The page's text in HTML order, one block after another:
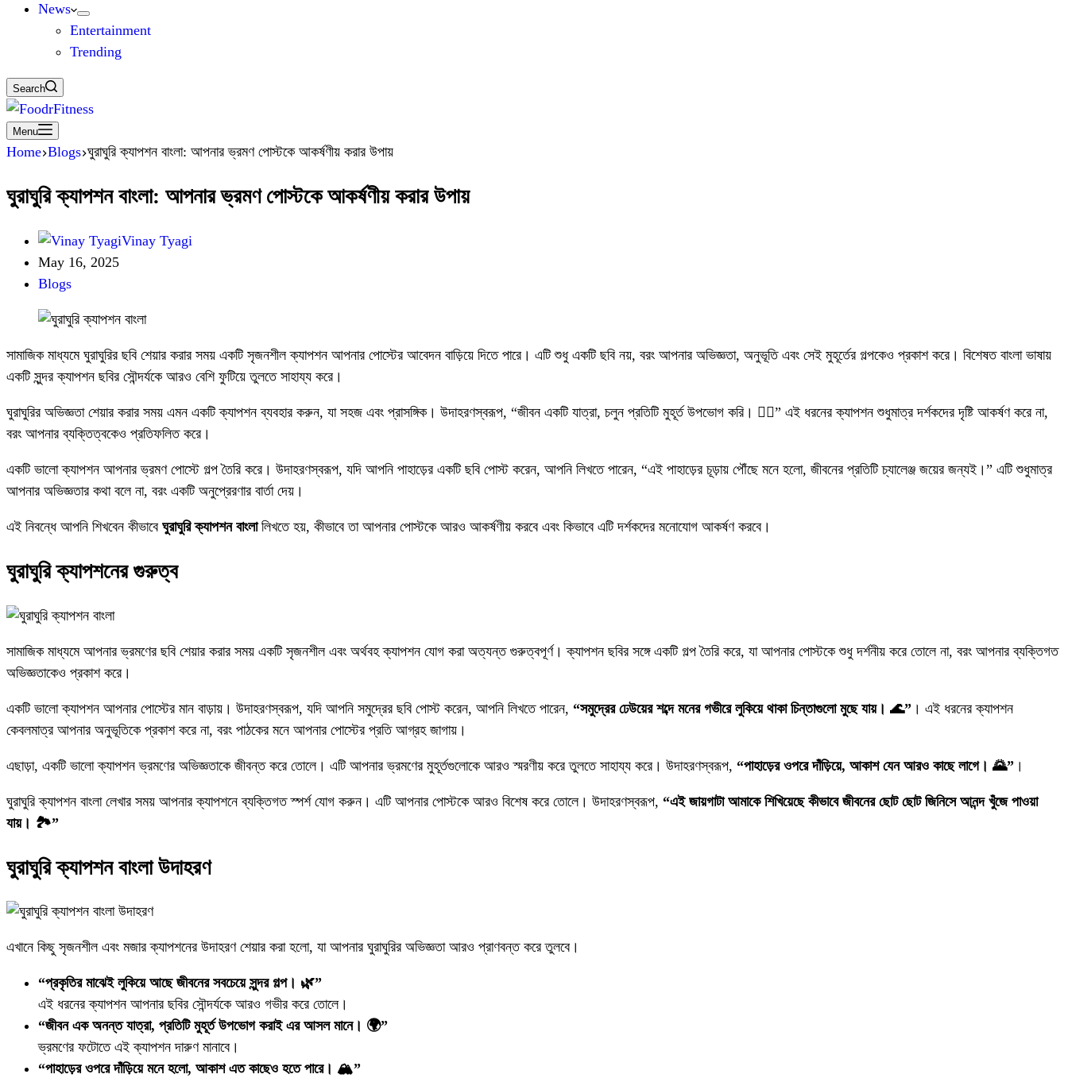
News
Entertainment
Trending
Search
Menu
Home Blogs ঘুরাঘুরি ক্যাপশন বাংলা: আপনার ভ্রমণ পোস্টকে আকর্ষণীয় করার উপায়
ঘুরাঘুরি ক্যাপশন বাংলা: আপনার ভ্রমণ পোস্টকে আকর্ষণীয় করার উপায়
Vinay Tyagi
May 16, 2025
Blogs
সামাজিক মাধ্যমে ঘুরাঘুরির ছবি শেয়ার করার সময় একটি সৃজনশীল ক্যাপশন আপনার পোস্টের আবেদন বাড়িয়ে দিতে পারে। এটি শুধু একটি ছবি নয়, বরং আপনার অভিজ্ঞতা, অনুভূতি এবং সেই মুহূর্তের গল্পকেও প্রকাশ করে। বিশেষত বাংলা ভাষায়
একটি সুন্দর ক্যাপশন ছবির সৌন্দর্যকে আরও বেশি ফুটিয়ে তুলতে সাহায্য করে।
ঘুরাঘুরির অভিজ্ঞতা শেয়ার করার সময় এমন একটি ক্যাপশন ব্যবহার করুন, যা সহজ এবং প্রাসঙ্গিক। উদাহরণস্বরূপ, “জীবন একটি যাত্রা, চলুন প্রতিটি মুহূর্ত উপভোগ করি। 🚶‍♂️” এই ধরনের ক্যাপশন শুধুমাত্র দর্শকদের দৃষ্টি আকর্ষণ করে না,
বরং আপনার ব্যক্তিত্বকেও প্রতিফলিত করে।
একটি ভালো ক্যাপশন আপনার ভ্রমণ পোস্টে গল্প তৈরি করে। উদাহরণস্বরূপ, যদি আপনি পাহাড়ের একটি ছবি পোস্ট করেন, আপনি লিখতে পারেন, “এই পাহাড়ের চূড়ায় পৌঁছে মনে হলো, জীবনের প্রতিটি চ্যালেঞ্জ জয়ের জন্যই।” এটি শুধুমাত্র
আপনার অভিজ্ঞতার কথা বলে না, বরং একটি অনুপ্রেরণার বার্তা দেয়।
এই নিবন্ধে আপনি শিখবেন কীভাবে ঘুরাঘুরি ক্যাপশন বাংলালিখতে হয়, কীভাবে তা আপনার পোস্টকে আরও আকর্ষণীয় করবে এবং কিভাবে এটি দর্শকদের মনোযোগ আকর্ষণ করবে।
ঘুরাঘুরি ক্যাপশনের গুরুত্ব
সামাজিক মাধ্যমে আপনার ভ্রমণের ছবি শেয়ার করার সময় একটি সৃজনশীল এবং অর্থবহ ক্যাপশন যোগ করা অত্যন্ত গুরুত্বপূর্ণ। ক্যাপশন ছবির সঙ্গে একটি গল্প তৈরি করে, যা আপনার পোস্টকে শুধু দর্শনীয় করে তোলে না, বরং আপনার ব্যক্তিগত
অভিজ্ঞতাকেও প্রকাশ করে।
একটি ভালো ক্যাপশন আপনার পোস্টের মান বাড়ায়। উদাহরণস্বরূপ, যদি আপনি সমুদ্রের ছবি পোস্ট করেন, আপনি লিখতে পারেন, “সমুদ্রের ঢেউয়ের শব্দে মনের গভীরে লুকিয়ে থাকা চিন্তাগুলো মুছে যায়। 🌊” । এই ধরনের ক্যাপশন
কেবলমাত্র আপনার অনুভূতিকে প্রকাশ করে না, বরং পাঠকের মনে আপনার পোস্টের প্রতি আগ্রহ জাগায়।
এছাড়া, একটি ভালো ক্যাপশন ভ্রমণের অভিজ্ঞতাকে জীবন্ত করে তোলে। এটি আপনার ভ্রমণের মুহূর্তগুলোকে আরও স্মরণীয় করে তুলতে সাহায্য করে। উদাহরণস্বরূপ, “পাহাড়ের ওপরে দাঁড়িয়ে, আকাশ যেন আরও কাছে লাগে। 🌄” ।
ঘুরাঘুরি ক্যাপশন বাংলা লেখার সময় আপনার ক্যাপশনে ব্যক্তিগত স্পর্শ যোগ করুন। এটি আপনার পোস্টকে আরও বিশেষ করে তোলে। উদাহরণস্বরূপ, “এই জায়গাটা আমাকে শিখিয়েছে কীভাবে জীবনের ছোট ছোট জিনিসে আনন্দ খুঁজে পাওয়া
যায়। 🏞️”
ঘুরাঘুরি ক্যাপশন বাংলা উদাহরণ
এখানে কিছু সৃজনশীল এবং মজার ক্যাপশনের উদাহরণ শেয়ার করা হলো, যা আপনার ঘুরাঘুরির অভিজ্ঞতা আরও প্রাণবন্ত করে তুলবে।
“প্রকৃতির মাঝেই লুকিয়ে আছে জীবনের সবচেয়ে সুন্দর গল্প। 🌿”
এই ধরনের ক্যাপশন আপনার ছবির সৌন্দর্যকে আরও গভীর করে তোলে।
“জীবন এক অনন্ত যাত্রা, প্রতিটি মুহূর্ত উপভোগ করাই এর আসল মানে। 🌍”
ভ্রমণের ফটোতে এই ক্যাপশন দারুণ মানাবে।
“পাহাড়ের ওপরে দাঁড়িয়ে মনে হলো, আকাশ এত কাছেও হতে পারে। 🏔️”